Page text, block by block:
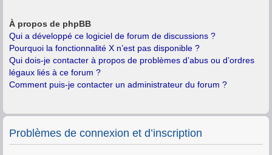
À propos de phpBB
Qui a développé ce logiciel de forum de discussions ?
Pourquoi la fonctionnalité X n’est pas disponible ?
Qui dois-je contacter à propos de problèmes d’abus ou d’ordres
légaux liés à ce forum ?
Comment puis-je contacter un administrateur du forum ?
Problèmes de connexion et d’inscription